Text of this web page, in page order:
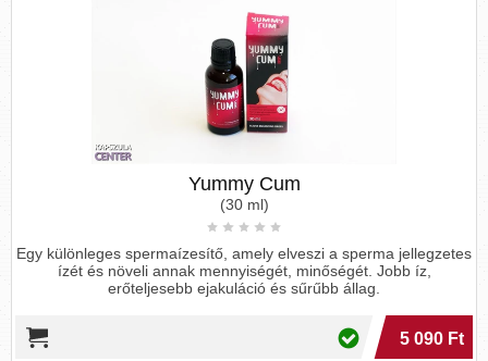
Yummy Cum
(30 ml)
Egy különleges spermaízesítő, amely elveszi a sperma jellegzetes
ízét és növeli annak mennyiségét, minőségét. Jobb íz,
erőteljesebb ejakuláció és sűrűbb állag.
5 090 Ft